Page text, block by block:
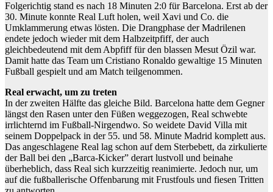
Folgerichtig stand es nach 18 Minuten 2:0 für Barcelona. Erst ab der
30. Minute konnte Real Luft holen, weil Xavi und Co. die
Umklammerung etwas lösten. Die Drangphase der Madrilenen
endete jedoch wieder mit dem Halbzeitpfiff, der auch
gleichbedeutend mit dem Abpfiff für den blassen Mesut Özil war.
Damit hatte das Team um Cristiano Ronaldo gewaltige 15 Minuten
Fußball gespielt und am Match teilgenommen.
Real erwacht, um zu treten
In der zweiten Hälfte das gleiche Bild. Barcelona hatte dem Gegner
längst den Rasen unter den Füßen weggezogen, Real schwebte
irrlichternd im Fußball-Nirgendwo. So weidete David Villa mit
seinem Doppelpack in der 55. und 58. Minute Madrid komplett aus.
Das angeschlagene Real lag schon auf dem Sterbebett, da zirkulierte
der Ball bei den „Barca-Kicker” derart lustvoll und beinahe
überheblich, dass Real sich kurzzeitig reanimierte. Jedoch nur, um
auf die fußballerische Offenbarung mit Frustfouls und fiesen Tritten